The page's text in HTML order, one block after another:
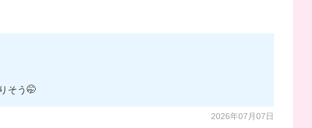
そう🤭
2026年07月07日